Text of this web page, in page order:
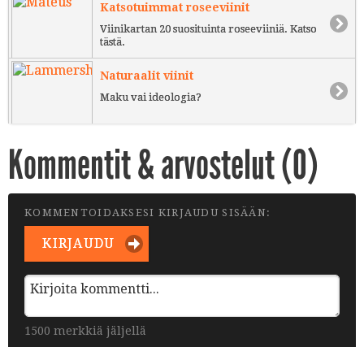
Katsotuimmat roseeviinit
Viinikartan 20 suosituinta roseeviiniä. Katso
tästä.
Naturaalit viinit
Maku vai ideologia?
Kommentit & arvostelut (0)
KOMMENTOIDAKSESI KIRJAUDU SISÄÄN:
KIRJAUDU
1500 merkkiä jäljellä